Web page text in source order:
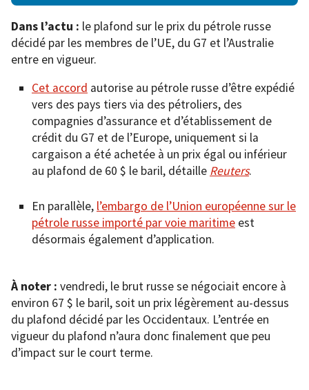
Dans l’actu : le plafond sur le prix du pétrole russe
décidé par les membres de l’UE, du G7 et l’Australie
entre en vigueur.
Cet accord autorise au pétrole russe d’être expédié
vers des pays tiers via des pétroliers, des
compagnies d’assurance et d’établissement de
crédit du G7 et de l’Europe, uniquement si la
cargaison a été achetée à un prix égal ou inférieur
au plafond de 60 $ le baril, détaille Reuters.
En parallèle, l’embargo de l’Union européenne sur le
pétrole russe importé par voie maritime est
désormais également d’application.
À noter : vendredi, le brut russe se négociait encore à
environ 67 $ le baril, soit un prix légèrement au-dessus
du plafond décidé par les Occidentaux. L’entrée en
vigueur du plafond n’aura donc finalement que peu
d’impact sur le court terme.